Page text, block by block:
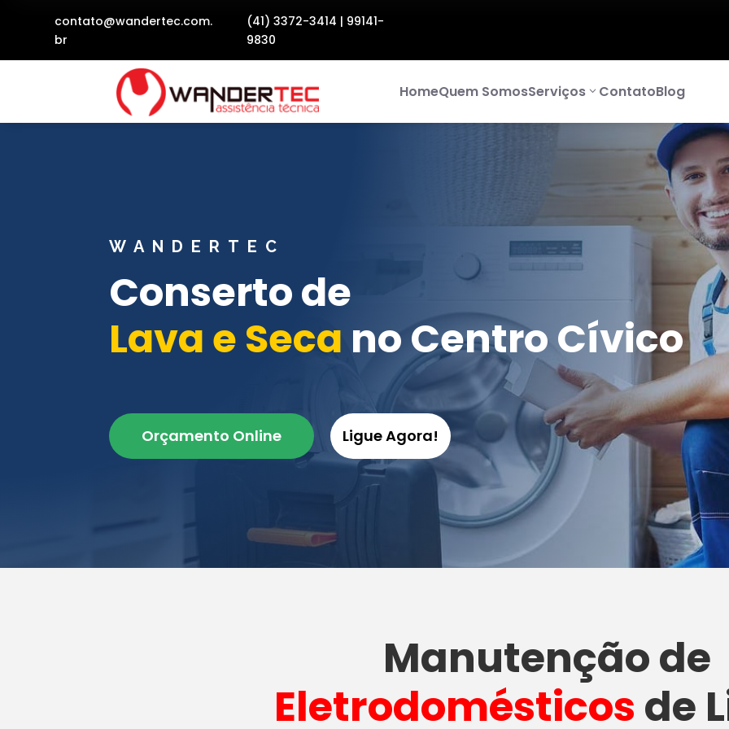
contato@wandertec.com.
br
(41) 3372-3414 | 99141-
9830
HomeQuem SomosServiços ContatoBlog
WANDERTEC
Conserto de
Lava e Seca no Centro Cívico
Orçamento Online Ligue Agora!
Manutençãode
Eletrodomésticos de